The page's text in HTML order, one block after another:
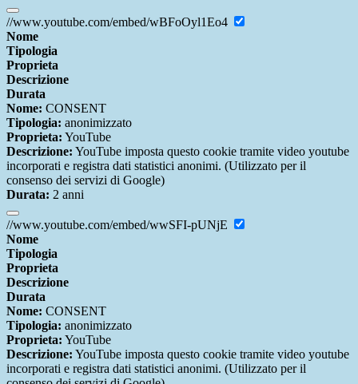
//www.youtube.com/embed/wBFoOyl1Eo4
Nome
Tipologia
Proprieta
Descrizione
Durata
Nome: CONSENT
Tipologia: anonimizzato
Proprieta: YouTube
Descrizione: YouTube imposta questo cookie tramite video youtube
incorporati e registra dati statistici anonimi. (Utilizzato per il
consenso dei servizi di Google)
Durata: 2 anni
//www.youtube.com/embed/wwSFI-pUNjE
Nome
Tipologia
Proprieta
Descrizione
Durata
Nome: CONSENT
Tipologia: anonimizzato
Proprieta: YouTube
Descrizione: YouTube imposta questo cookie tramite video youtube
incorporati e registra dati statistici anonimi. (Utilizzato per il